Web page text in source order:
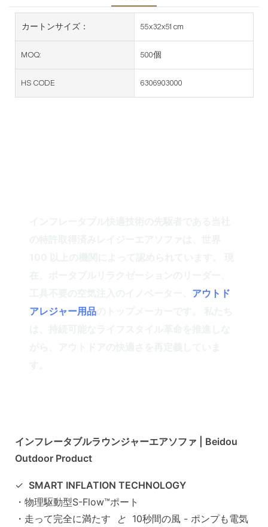
カートンサイズ： 55x32x51cm
MOQ: 500個
HS CODE 6306903000
アウトド
アレジャー用品のトップメーカーです。 私たち
インフレータブルラウンジャーエアソファ | Beidou
Outdoor Product
✓ SMART INFLATION TECHNOLOGY
・物理駆動型S-Flow™ポート
・走って完全に満たす
と 10秒間の風 - ポンプも電気